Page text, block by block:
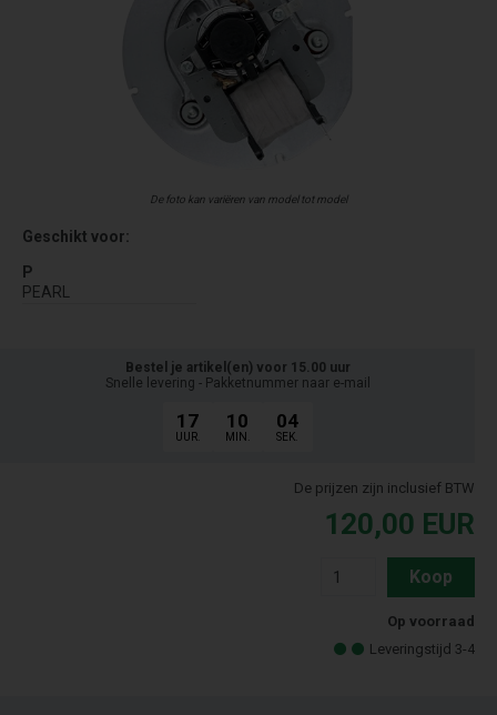
De foto kan variëren van model tot model
Geschikt voor:
P
PEARL
Bestel je artikel(en) voor 15.00 uur
Snelle levering - Pakketnummer naar e-mail
17
UUR.
10
MIN.
04
SEK.
De prijzen zijn inclusief BTW
120,00 EUR
Koop
Op voorraad
Leveringstijd 3-4